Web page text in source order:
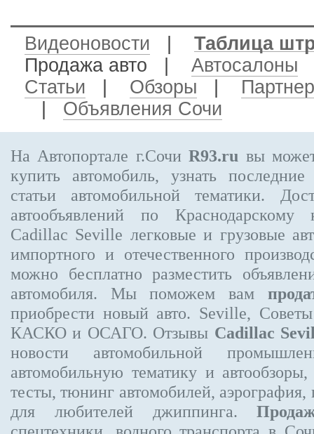
Видеоновости
Таблица
Продажа авто
Автосалоны
Статьи
Обзоры
Объявления Сочи
На Автопортале г.СочиR93.ru вы
купить автомобиль, узнать
статьи автомобильной тематики.
автообъявлений по
Cadillac Seville легковые и грузовые
импортного и отечественного
можно бесплатно разместить
автомобиля. Мы поможем вам
приобрести новый авто. Seville,
КАСКО и ОСАГО. Отзывы Cadillac
новости автомобильной
автомобильную тематику и
тесты, тюнинг автомобилей,
для любителей джиппинга.